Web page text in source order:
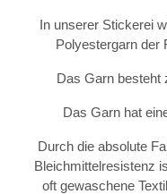
In unserer Stickerei
Polyestergarn der
Das Garn besteht
Das Garn hat
Durch die absolute
Bleichmittelresistenz
oft gewaschene